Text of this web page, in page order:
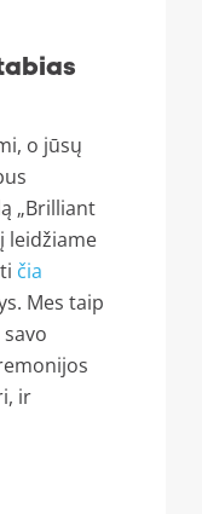
o jūsų
„Brilliant
leidžiame
čia
Mes taip
ir